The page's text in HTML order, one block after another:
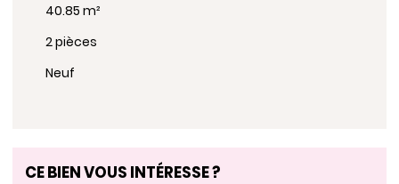
40.85 m²
2 pièces
Neuf
CE BIEN VOUS INTÉRESSE ?